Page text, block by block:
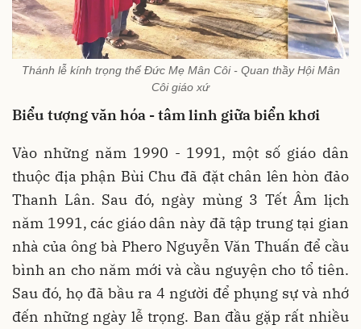
Thánh lễ kính trọng thể Đức Mẹ Mân Côi - Quan thầy Hội Mân
Côi giáo xứ
Biểu tượng văn hóa - tâm linh giữa biển khơi
Vào những năm 1990 - 1991, một số giáo dân
thuộc địa phận Bùi Chu đã đặt chân lên hòn đảo
Thanh Lân. Sau đó, ngày mùng 3 Tết Âm lịch
năm 1991, các giáo dân này đã tập trung tại gian
nhà của ông bà Phero Nguyễn Văn Thuấn để cầu
bình an cho năm mới và cầu nguyện cho tổ tiên.
Sau đó, họ đã bầu ra 4 người để phụng sự và nhớ
đến những ngày lễ trọng. Ban đầu gặp rất nhiều